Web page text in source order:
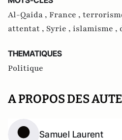
Al-Qaida , France ,
attentat , Syrie , islamisme ,
THEMATIQUES
Politique
A PROPOS DES
Samuel Laurent